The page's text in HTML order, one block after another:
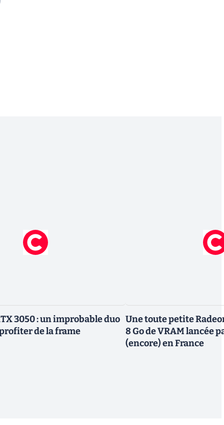
3050 : un improbable duo
de la frame
Une toute petite
8 Go de VRAM lancée
(encore) en France